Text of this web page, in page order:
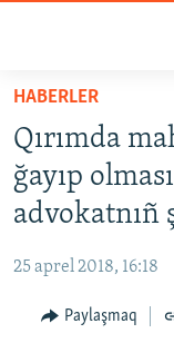
Esas
qaytmaq
Baş
navigatsiyağa
qaytmaq
Qıdıruvğa
qaytmaq
HABERLER
SİYASET
İQTİSADİYAT
MEDENİYET
İNSAN AQLARI
HABERLER
Qırımda
ğayıp
advokatnıñ
25 aprel 2018, 16:18
Paylaşmaq